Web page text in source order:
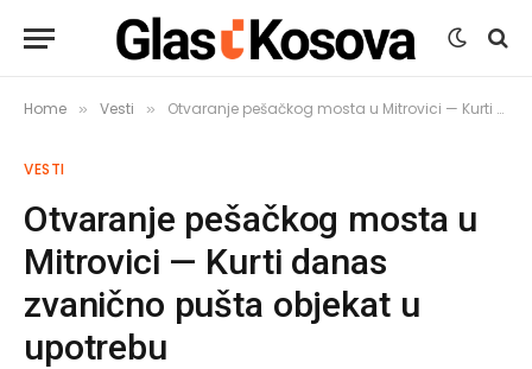
Home » Vesti » Otvaranje pešačkog mosta u Mitrovici — Kurti danas zvanično pušta objekat u upotrebu
VESTI
Otvaranje pešačkog mosta u
Mitrovici — Kurti danas
zvanično pušta objekat u
upotrebu